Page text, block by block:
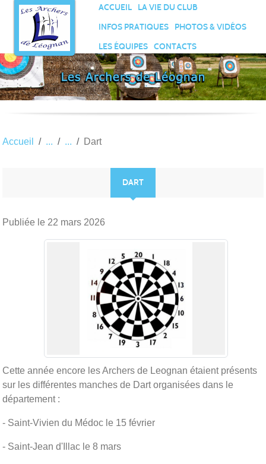
ACCUEIL
LA VIE DU CLUB
INFOS PRATIQUES
PHOTOS & VIDÉOS
LES ÉQUIPES
CONTACTS
Accueil Dart
DART
Publiée le 22 mars 2026
Cette année encore les Archers de Leognan étaient présents
sur les différentes manches de Dart organisées dans le
département :
- Saint-Vivien du Médoc le 15 février
- Saint-Jean d'Illac le 8 mars
Panneau de gestion des cookies